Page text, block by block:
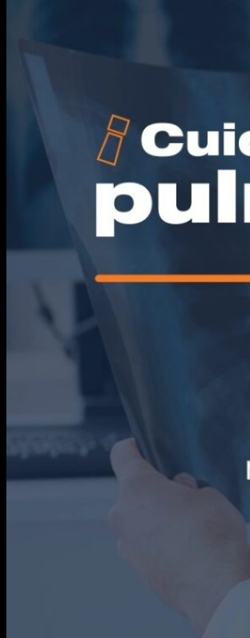
Centros de Atención
Webmail
Comité de Docencia e Investigación
Residencias médicas